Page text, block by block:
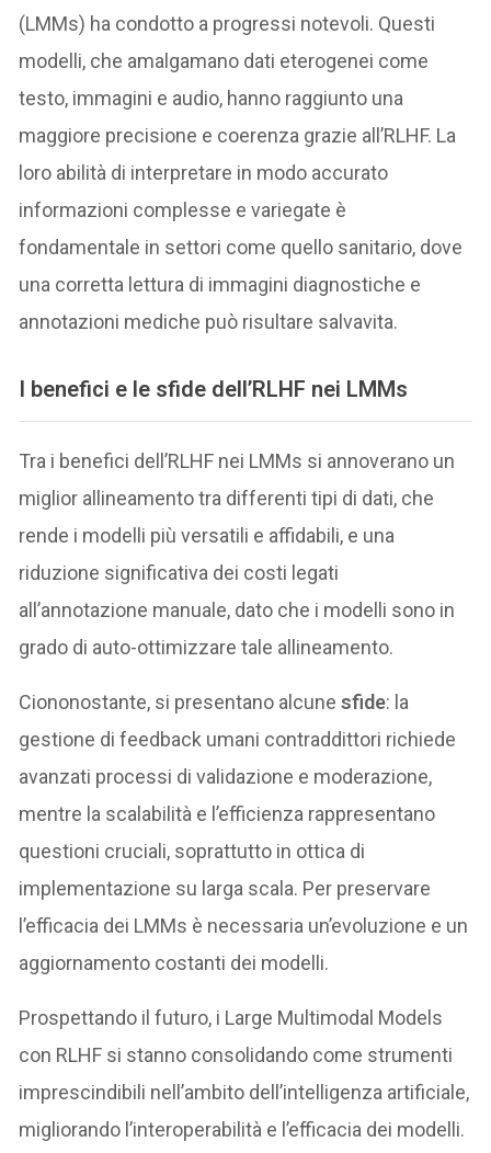
(LMMs) ha condotto a progressi notevoli. Questi
modelli, che amalgamano dati eterogenei come
testo, immagini e audio, hanno raggiunto una
maggiore precisione e coerenza grazie all’RLHF. La
loro abilità di interpretare in modo accurato
informazioni complesse e variegate è
fondamentale in settori come quello sanitario, dove
una corretta lettura di immagini diagnostiche e
annotazioni mediche può risultare salvavita.
I benefici e le sfide dell’RLHF nei LMMs
Tra i benefici dell’RLHF nei LMMs si annoverano un
miglior allineamento tra differenti tipi di dati, che
rende i modelli più versatili e affidabili, e una
riduzione significativa dei costi legati
all’annotazione manuale, dato che i modelli sono in
grado di auto-ottimizzare tale allineamento.
Ciononostante, si presentano alcunesfide: la
gestione di feedback umani contraddittori richiede
avanzati processi di validazione e moderazione,
mentre la scalabilità e l’efficienza rappresentano
questioni cruciali, soprattutto in ottica di
implementazione su larga scala. Per preservare
l’efficacia dei LMMs è necessaria un’evoluzione e un
aggiornamento costanti dei modelli.
Prospettando il futuro, i Large Multimodal Models
con RLHF si stanno consolidando come strumenti
imprescindibili nell’ambito dell’intelligenza artificiale,
migliorando l’interoperabilità e l’efficacia dei modelli.